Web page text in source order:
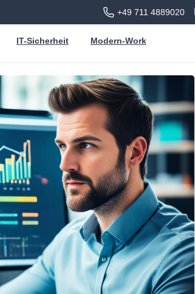
+49 711 4889020
IT-Sicherheit Modern-Work